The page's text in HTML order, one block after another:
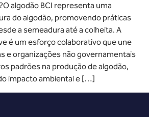
algodão BCI representa uma
do algodão, promovendo práticas
a semeadura até a colheita. A
é um esforço colaborativo que une
e organizações não governamentais
padrões na produção de algodão,
impacto ambiental e […]